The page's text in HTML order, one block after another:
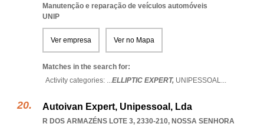
Manutenção e reparação de veículos automóveis
UNIP
Ver empresa Ver no Mapa
Matches in the search for:
Activity categories: ...ELLIPTIC EXPERT, UNIPESSOAL...
Autoivan Expert, Unipessoal, Lda
R DOS ARMAZÉNS LOTE 3, 2330-210, NOSSA SENHORA